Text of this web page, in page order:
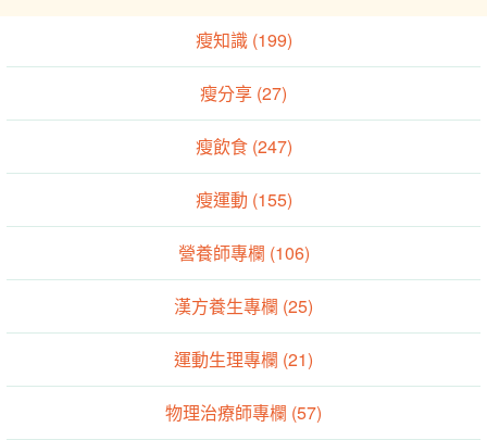
瘦知識 (199)
瘦分享 (27)
瘦飲食 (247)
瘦運動 (155)
營養師專欄 (106)
漢方養生專欄 (25)
運動生理專欄 (21)
物理治療師專欄 (57)